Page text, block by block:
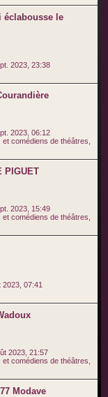
éclabousse le
2023, 23:38
2023, 06:12
comédiens de théâtres,
PIGUET
2023, 15:49
comédiens de théâtres,
2023, 07:41
2023, 21:57
comédiens de théâtres,
Modave